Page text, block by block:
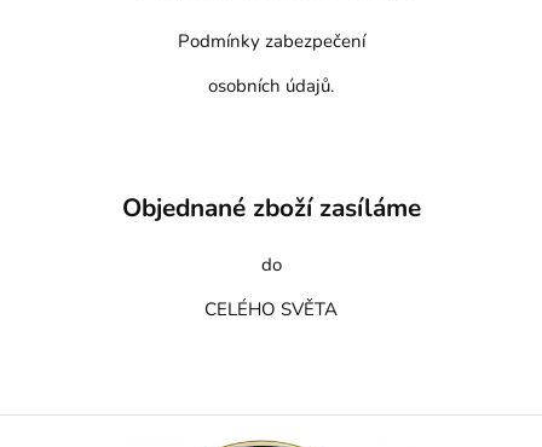
Podmínky zabezpečení
osobních údajů.
Objednané zboží zasíláme
do
CELÉHO SVĚTA